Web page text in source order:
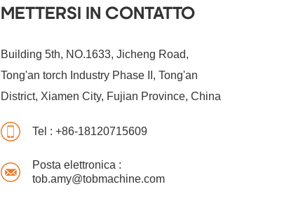
METTERSI IN CONTATTO
Building 5th, NO.1633, Jicheng Road,
Tong'an torch Industry Phase II, Tong'an
District, Xiamen City, Fujian Province, China
Tel : +86-18120715609
Posta elettronica :
tob.amy@tobmachine.com